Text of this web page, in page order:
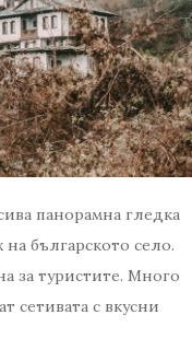
панорамна гледка
българското село.
за туристите. Много
сетивата с вкусни